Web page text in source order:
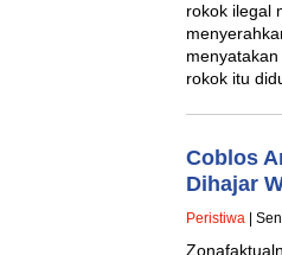
rokok ilegal
rokok itu
Coblos
Dihajar
Peristiwa |